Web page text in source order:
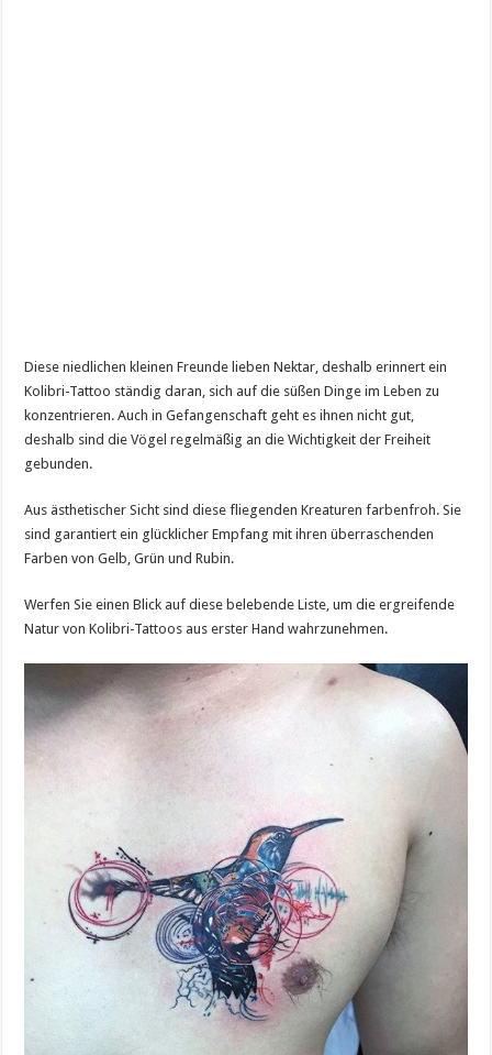
Diese niedlichen kleinen Freunde lieben Nektar, deshalb erinnert ein
Kolibri-Tattoo ständig daran, sich auf die süßen Dinge im Leben zu
konzentrieren. Auch in Gefangenschaft geht es ihnen nicht gut,
deshalb sind die Vögel regelmäßig an die Wichtigkeit der Freiheit
gebunden.
Aus ästhetischer Sicht sind diese fliegenden Kreaturen farbenfroh. Sie
sind garantiert ein glücklicher Empfang mit ihren überraschenden
Farben von Gelb, Grün und Rubin.
Werfen Sie einen Blick auf diese belebende Liste, um die ergreifende
Natur von Kolibri-Tattoos aus erster Hand wahrzunehmen.